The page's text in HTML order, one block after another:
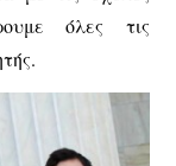
όλες τις